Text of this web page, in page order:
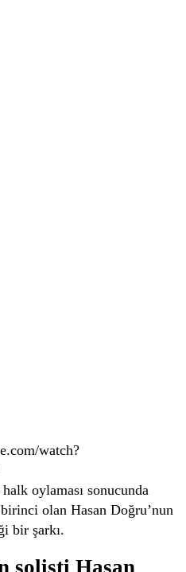
watch?
oylaması sonucunda
olan Hasan Doğru’nun
bir şarkı.